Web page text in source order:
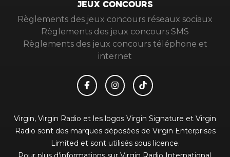
JEUX CONCOURS
Règlements des jeux concours réseaux sociaux
Règlements des jeux concours SMS
Règlements des jeux concours téléphone et
internet
Virgin, Virgin Radio et les logos Virgin Signature et Virgin
Radio sont des marques déposées de Virgin Enterprises
Limited et sont utilisés sous licence.